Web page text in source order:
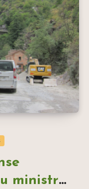
ministre